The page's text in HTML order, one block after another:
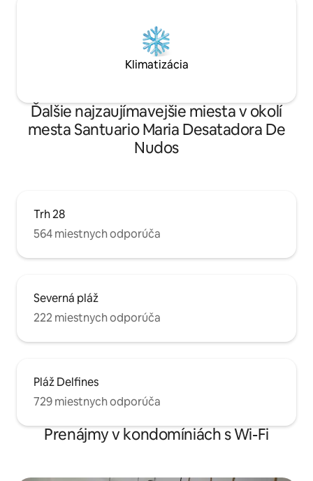
Klimatizácia
Ďalšie najzaujímavejšie miesta v okolí
mesta Santuario Maria Desatadora De
Nudos
Trh 28
564 miestnych odporúča
Severná pláž
222 miestnych odporúča
Pláž Delfines
729 miestnych odporúča
Prenájmy v kondomíniách s Wi-Fi